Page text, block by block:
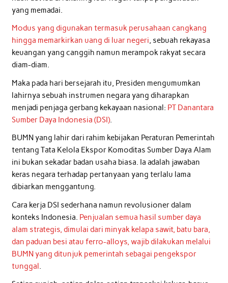
yang memadai.
Modus yang digunakan termasuk perusahaan cangkang
hingga memarkirkan uang di luar negeri, sebuah rekayasa
keuangan yang canggih namun merampok rakyat secara
diam-diam.
Maka pada hari bersejarah itu, Presiden mengumumkan
lahirnya sebuah instrumen negara yang diharapkan
menjadi penjaga gerbang kekayaan nasional: PT Danantara
Sumber Daya Indonesia (DSI).
BUMN yang lahir dari rahim kebijakan Peraturan Pemerintah
tentang Tata Kelola Ekspor Komoditas Sumber Daya Alam
ini bukan sekadar badan usaha biasa. Ia adalah jawaban
keras negara terhadap pertanyaan yang terlalu lama
dibiarkan menggantung.
Cara kerja DSI sederhana namun revolusioner dalam
konteks Indonesia. Penjualan semua hasil sumber daya
alam strategis, dimulai dari minyak kelapa sawit, batu bara,
dan paduan besi atau ferro-alloys, wajib dilakukan melalui
BUMN yang ditunjuk pemerintah sebagai pengekspor
tunggal